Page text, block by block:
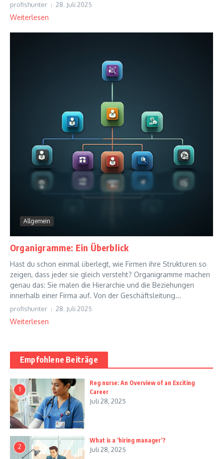
profishunter 28. Juli 2025
Weiterlesen
Allgemein
Organigramme: Ein Überblick
Hast du schon einmal überlegt, wie Firmen ihre Strukturen so
zeigen, dass jeder sie gleich versteht? Organigramme machen
genau das: Sie malen die Hierarchie und die Beziehungen
innerhalb einer Firma auf. Von der Geschäftsleitung...
profishunter 28. Juli 2025
Weiterlesen
Empfohlene Beiträge
1
Reg nurse: An Overview of an Exciting
Career
Juli 28, 2025
2
What is a ‘hiring manager’?
Juli 28, 2025